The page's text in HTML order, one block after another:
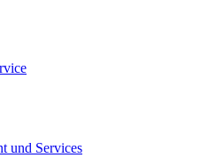
und Services